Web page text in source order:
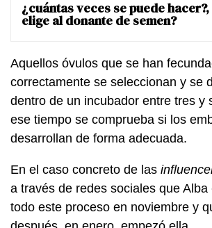
¿cuántas veces se puede
elige al donante de semen?
Aquellos óvulos que se han
correctamente se seleccionan y se
dentro de un incubador entre tres y
ese tiempo se comprueba si los
desarrollan de forma adecuada.
En el caso concreto de las
a través de redes sociales que Alba
todo este proceso en noviembre y